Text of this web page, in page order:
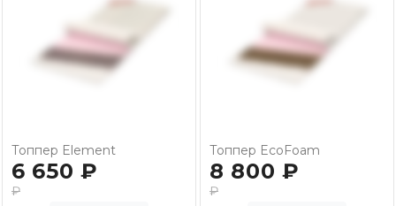
Топпер Element
6 650 ₽
₽
Топпер EcoFoam
8 800 ₽
₽